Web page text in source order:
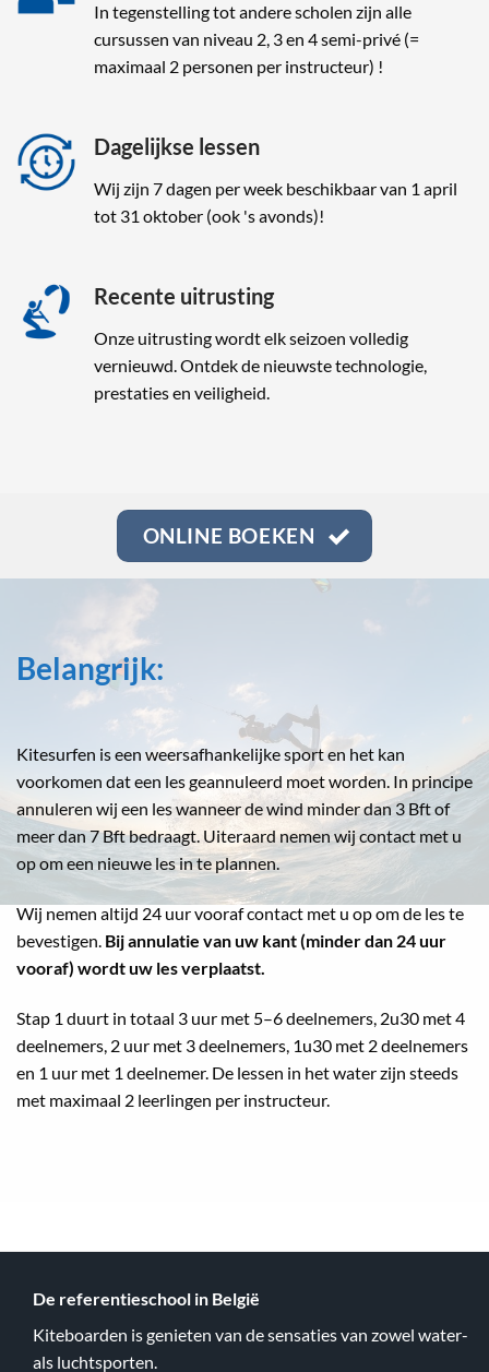
In tegenstelling tot andere scholen zijn alle
cursussen van niveau 2, 3 en 4 semi-privé (=
maximaal 2 personen per instructeur) !
Dagelijkse lessen
Wij zijn 7 dagen per week beschikbaar van 1 april
tot 31 oktober (ook 's avonds)!
Recente uitrusting
Onze uitrusting wordt elk seizoen volledig
vernieuwd. Ontdek de nieuwste technologie,
prestaties en veiligheid.
ONLINE BOEKEN
Belangrijk:
Kitesurfen is een weersafhankelijke sport en het kan
voorkomen dat een les geannuleerd moet worden. In principe
annuleren wij een les wanneer de wind minder dan 3 Bft of
meer dan 7 Bft bedraagt. Uiteraard nemen wij contact met u
op om een nieuwe les in te plannen.
Wij nemen altijd 24 uur vooraf contact met u op om de les te
bevestigen. Bij annulatie van uw kant (minder dan 24 uur
vooraf) wordt uw les verplaatst.
Stap 1 duurt in totaal 3 uur met 5–6 deelnemers, 2u30 met 4
deelnemers, 2 uur met 3 deelnemers, 1u30 met 2 deelnemers
en 1 uur met 1 deelnemer. De lessen in het water zijn steeds
met maximaal 2 leerlingen per instructeur.
De referentieschool in België
Kiteboarden is genieten van de sensaties van zowel water-
als luchtsporten.